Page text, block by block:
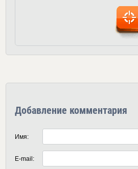
Добавление комментария
Имя:
E-mail: